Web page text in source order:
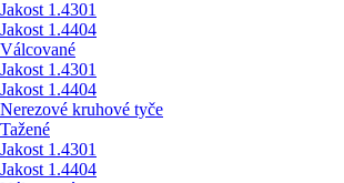
Jakost 1.4301
Jakost 1.4404
Válcované
Jakost 1.4301
Jakost 1.4404
Nerezové kruhové tyče
Tažené
Jakost 1.4301
Jakost 1.4404